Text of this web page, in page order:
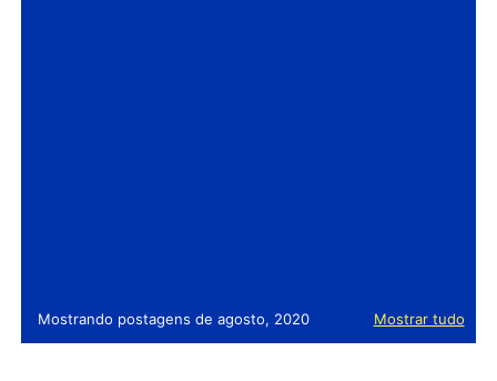
Mostrando postagens de agosto, 2020 Mostrar tudo